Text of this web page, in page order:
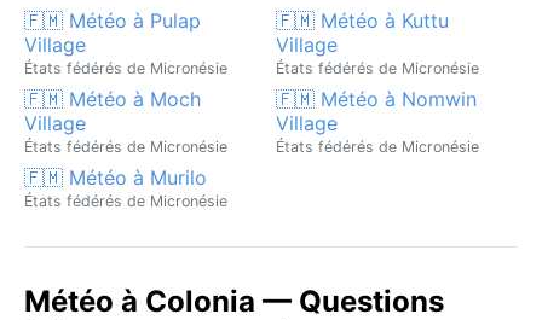
🇫🇲 Météo à Pulap
Village
États fédérés de Micronésie
🇫🇲 Météo à Kuttu
Village
États fédérés de Micronésie
🇫🇲 Météo à Moch
Village
États fédérés de Micronésie
🇫🇲 Météo à Nomwin
Village
États fédérés de Micronésie
🇫🇲 Météo à Murilo
États fédérés de Micronésie
Météo à Colonia — Questions